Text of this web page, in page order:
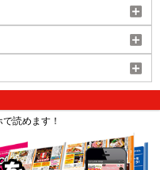
読めます！